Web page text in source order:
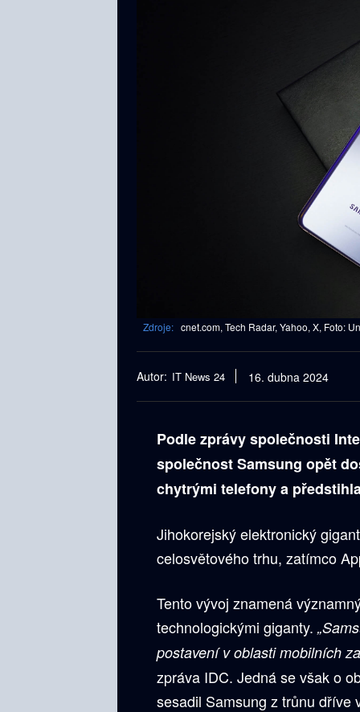
Zdroje: cnet.com, Tech Radar, Yahoo, X, Foto:
Autor: IT News 24 16. dubna 2024
Podle zprávy společnosti
společnost Samsung opět
chytrými telefony a
Jihokorejský elektronický gigant
celosvětového trhu, zatímco
Tento vývoj znamená
technologickými giganty.
postavení v oblasti mobilních
zpráva IDC. Jedná se však o
sesadil Samsung z trůnu dříve